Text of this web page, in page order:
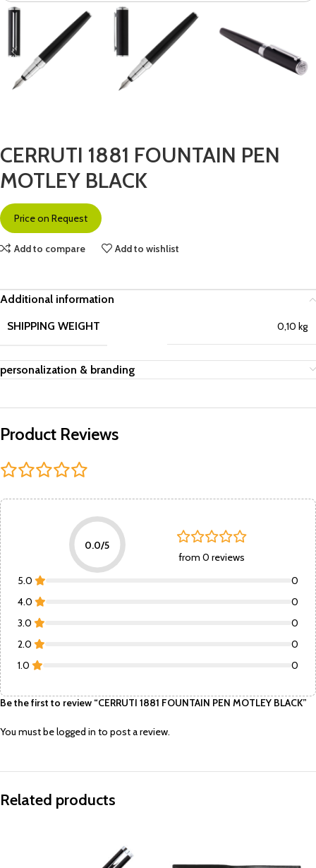
CERRUTI 1881 FOUNTAIN PEN
MOTLEY BLACK
Price on Request
Add to compare Add to wishlist
Additional information
SHIPPING WEIGHT
0,10 kg
personalization & branding
Product Reviews
0.0/5
from 0 reviews
5.0
0
4.0
0
3.0
0
2.0
0
1.0
0
Be the first to review “CERRUTI 1881 FOUNTAIN PEN MOTLEY BLACK”
You must belogged in to post a review.
Related products